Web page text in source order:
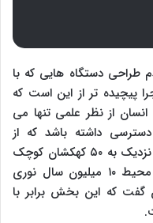
طراحی دستگاه هایی که با
پیچیده تر از این است که
از نظر علمی تنها می
داشته باشد که از
کهکشان راه شیری، کهکشان آندرومدا و نزدیک به ۵۰ کهکشان کوچک
تشکیل شده است. این اندازه برابر با محیط ۱۰ میلیون سال نوری
که این بخش برابر با